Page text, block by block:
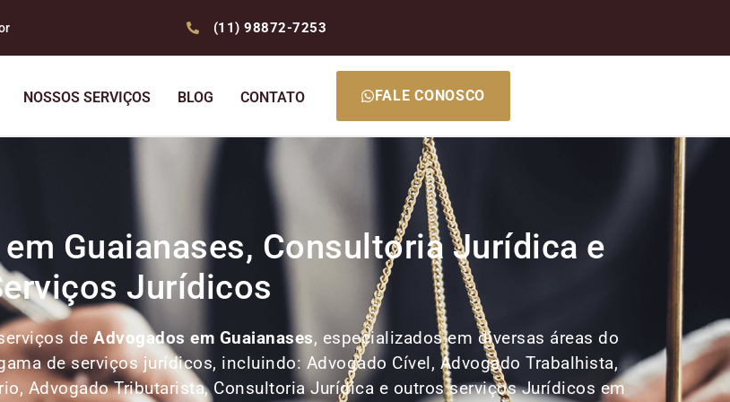
(11) 98872-7253
NOSSOS SERVIÇOS BLOG CONTATO FALE CONOSCO
Guaianases, Consultoria Jurídica e
Jurídicos
deAdvogados em Guaianases, especializados em diversas áreas do
de serviços jurídicos, incluindo: Advogado Cível, Advogado Trabalhista,
Advogado Tributarista, Consultoria Jurídica e outros serviços Jurídicos em